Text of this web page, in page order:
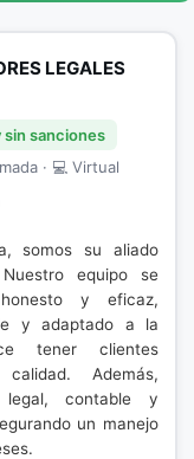
LEGALES
sanciones
· 💻 Virtual
somos su aliado
equipo se
y eficaz,
y adaptado a la
tener clientes
Además,
legal, contable y
un manejo